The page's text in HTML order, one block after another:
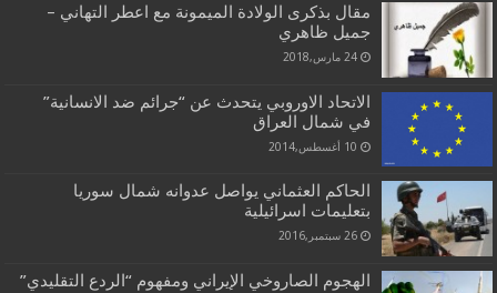
مقال بذكرى الولادة الميمونة مع اعطر التهاني –
جميل ظاهري
24 مارس,2018
الاتحاد الاوروبي يتحدث عن “جرائم ضد الانسانية”
في شمال العراق
10 أغسطس,2014
الحاكم العثماني يواصل عدوانه شمال سوريا
بتعليمات اسرائيلية
26 سبتمبر,2016
الهجوم الصاروخي الإيراني ومفهوم “الردع التقليدي”